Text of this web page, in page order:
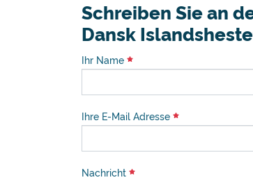
Schreiben Sie an
Dansk
Ihr Name
Ihre E-Mail Adresse
Nachricht